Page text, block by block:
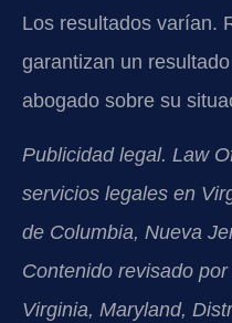
Los resultados varían.
garantizan un
abogado sobre su
Publicidad legal. Law
servicios legales en
de Columbia, Nueva
Contenido revisado
Virginia, Maryland,